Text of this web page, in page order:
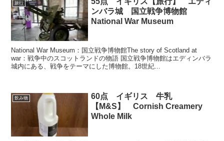
旅行
ンバラ城 国立戦争博物館
National War Museum
National War Museum：国立戦争博物館The story of Scotland at
war：戦争中のスコットランドの物語 国立戦争博物館はエディンバラ
城内にある、戦争をテーマにした博物館。18世紀...
飲み物
60点 イギリス 牛乳
【M&S】 Cornish Creamery
Whole Milk